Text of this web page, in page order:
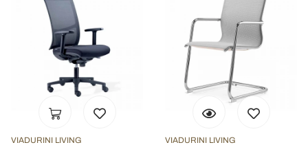
VIADURINI LIVING VIADURINI LIVING